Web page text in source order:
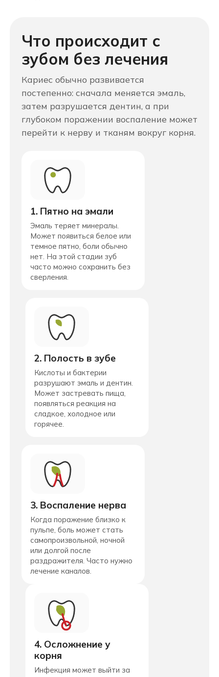
Что происходит с
зубом без лечения
Кариес обычно развивается
постепенно: сначала меняется эмаль,
затем разрушается дентин, а при
глубоком поражении воспаление может
перейти к нерву и тканям вокруг корня.
1. Пятно на эмали
Эмаль теряет минералы.
Может появиться белое или
темное пятно, боли обычно
нет. На этой стадии зуб
часто можно сохранить без
сверления.
2. Полость в зубе
Кислоты и бактерии
разрушают эмаль и дентин.
Может застревать пища,
появляться реакция на
сладкое, холодное или
горячее.
3. Воспаление нерва
Когда поражение близко к
пульпе, боль может стать
самопроизвольной, ночной
или долгой после
раздражителя. Часто нужно
лечение каналов.
4. Осложнение у
корня
Инфекция может выйти за